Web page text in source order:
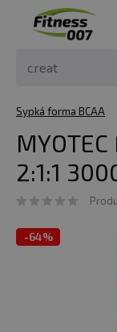
Sypká forma BCAA
2:1:1
-64%